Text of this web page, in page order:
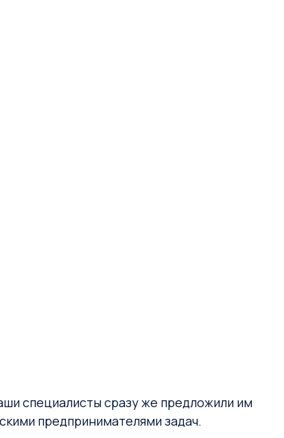
специалисты сразу же предложили им
предпринимателями задач.